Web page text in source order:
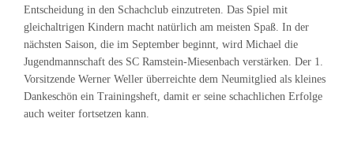
Entscheidung in den Schachclub einzutreten. Das Spiel mit
gleichaltrigen Kindern macht natürlich am meisten Spaß. In der
nächsten Saison, die im September beginnt, wird Michael die
Jugendmannschaft des SC Ramstein-Miesenbach verstärken. Der 1.
Vorsitzende Werner Weller überreichte dem Neumitglied als kleines
Dankeschön ein Trainingsheft, damit er seine schachlichen Erfolge
auch weiter fortsetzen kann.